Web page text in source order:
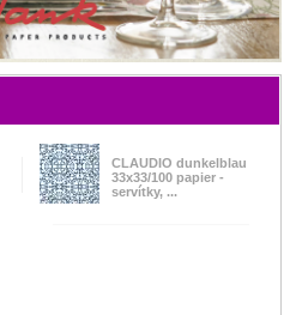
CLAUDIO dunkelblau
33x33/100 papier -
servítky, ...